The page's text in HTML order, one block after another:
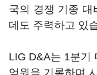
국의 경쟁 기종 대
데도 주력하고 있
LIG D&A는 1분기
억원을 기록하며